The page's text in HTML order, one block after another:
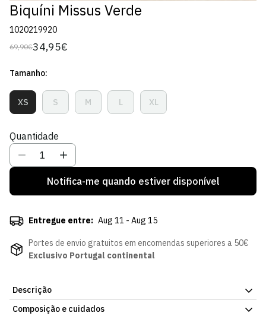
Biquíni Missus Verde
1020219920
Preço
69,90€
Preço
venda
34,95€
Tamanho:
XSVariante
Esgotada
Indisponível
SVariante
Esgotada
Indisponível
MVariante
Esgotada
LVariante
Esgotada
XL
Variante
Esgotada
Quantidade
Notifica-me quando estiver disponível
Entregue entre: Aug 11 - Aug 15
Portes de envio gratuitos em encomendas superiores a 50€
Exclusivo Portugal continental
Descrição
Biquíni Missus Verde, com o emblema do Sporting Clube de
Composição e cuidados